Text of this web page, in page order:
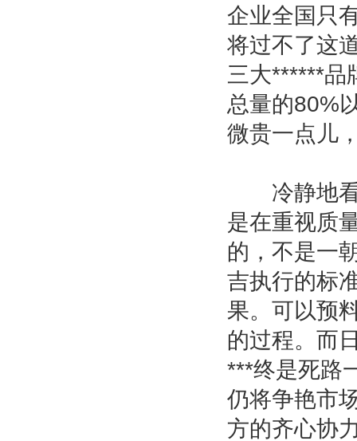
企业全国只
将过不了这
三大******品
总量的80%
微贵一点儿
冷静地看
是在重视质
的，不是一
吉执行的标
果。可以预
的过程。而
***终是死路
仍将争艳市
方的齐心协